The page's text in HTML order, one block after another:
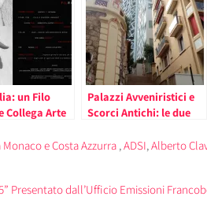
un Filo
Collega Arte
Palazzi Avveniristici e
Scorci Antichi: le due
e Costa Azzurra , ADSI, Alberto
Presentato dall’Ufficio Emissioni